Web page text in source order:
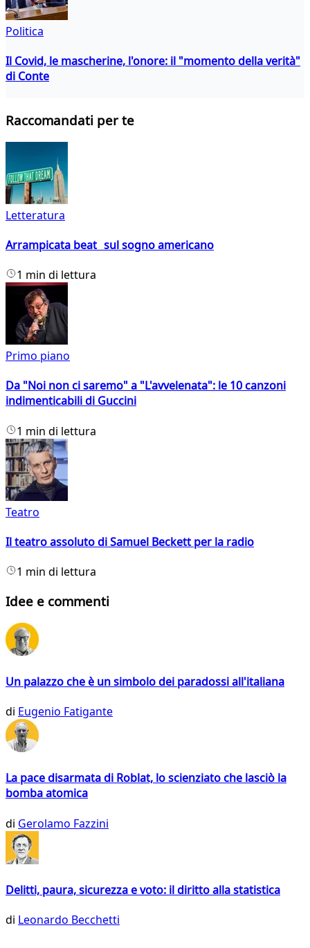
Politica
Il Covid, le mascherine, l'onore: il "momento della verità"
di Conte
Raccomandati per te
Letteratura
Arrampicata beat sul sogno americano
1 min di lettura
Primo piano
Da "Noi non ci saremo" a "L'avvelenata": le 10 canzoni
indimenticabili di Guccini
1 min di lettura
Teatro
Il teatro assoluto di Samuel Beckett per la radio
1 min di lettura
Idee e commenti
Un palazzo che è un simbolo dei paradossi all'italiana
di Eugenio Fatigante
La pace disarmata di Roblat, lo scienziato che lasciò la
bomba atomica
di Gerolamo Fazzini
Delitti, paura, sicurezza e voto: il diritto alla statistica
di Leonardo Becchetti